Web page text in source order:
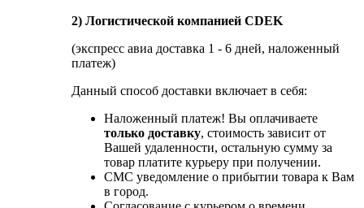
2) Логистической компанией CDEK
(экспресс авиа доставка 1 - 6 дней, наложенный
платеж)
Данный способ доставки включает в себя:
Наложенный платеж! Вы оплачиваете
только доставку, стоимость зависит от
Вашей удаленности, остальную сумму за
товар платите курьеру при получении.
СМС уведомление о прибытии товара к Вам
в город.